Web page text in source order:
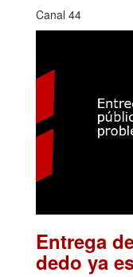
Canal 44
Entrega
dedo ya